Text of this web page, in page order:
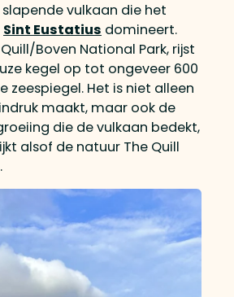
slapende vulkaan die het
Sint Eustatius domineert.
Boven National Park, rijst
kegel op tot ongeveer 600
zeespiegel. Het is niet alleen
maakt, maar ook de
die de vulkaan bedekt,
alsof de natuur The Quill